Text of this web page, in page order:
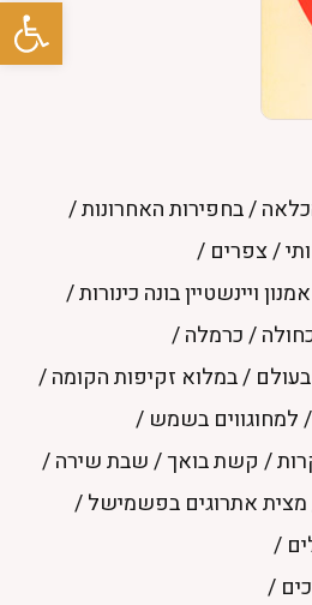
פתח
/בחפירות האחרונות/
/צפרים /
אמנון ויינשטיין בונה כינורות/
/כרמלה/
/במלוא זקיפות הקומה/
/למחוגווים בשמש /
/ קשת בואך/שבת שירה/
מצית אתרוגים בפשמישל/
/
/